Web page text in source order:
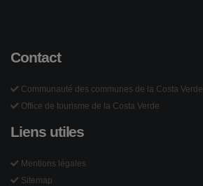
Contact
Communauté des communes de la Costa Verde
Office de tourisme de la Costa Verde
Liens utiles
Mentions légales
Sitemap